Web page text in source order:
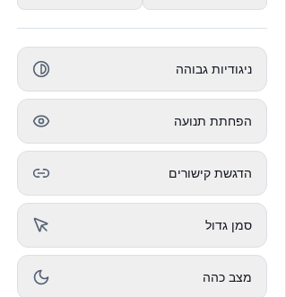
ניגודיות גבוהה
הפחתת תנועה
הדגשת קישורים
סמן גדול
מצב כהה